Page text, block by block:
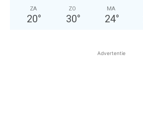
ZA
20°
ZO
30°
MA
24°
Advertentie